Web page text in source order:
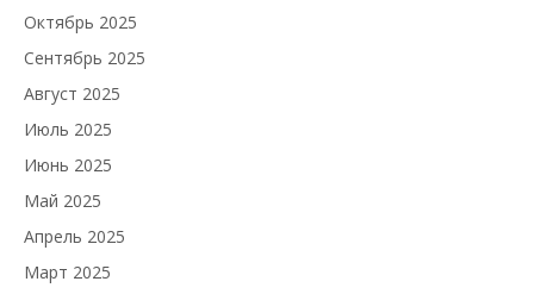
Октябрь 2025
Сентябрь 2025
Август 2025
Июль 2025
Июнь 2025
Май 2025
Апрель 2025
Март 2025